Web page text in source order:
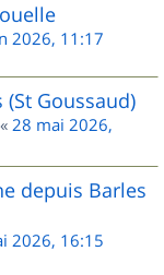
2026, 11:17
Goussaud)
« 28 mai 2026,
depuis Barles
2026, 16:15